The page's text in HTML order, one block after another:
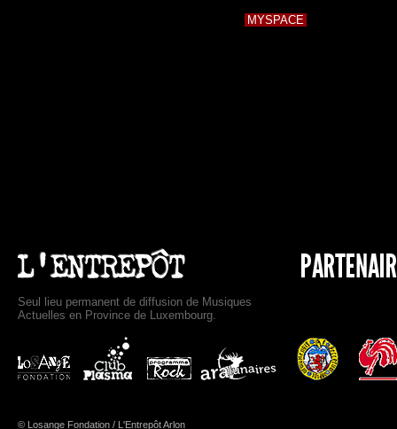
MYSPACE
Seul lieu permanent de diffusion de Musiques
Actuelles en Province de Luxembourg.
© Losange Fondation / L'Entrepôt Arlon